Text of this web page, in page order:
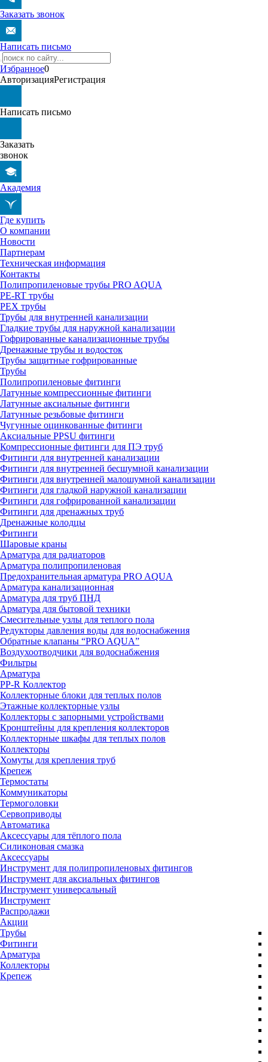
Заказать звонок
Написать письмо
Избранное0
АвторизацияРегистрация
Написать письмо
Заказать
звонок
Академия
Где купить
О компании
Новости
Партнерам
Техническая информация
Контакты
Полипропиленовые трубы PRO AQUA
PE-RT трубы
PEX трубы
Трубы для внутренней канализации
Гладкие трубы для наружной канализации
Гофрированные канализационные трубы
Дренажные трубы и водосток
Трубы защитные гофрированные
Трубы
Полипропиленовые фитинги
Латунные компрессионные фитинги
Латунные аксиальные фитинги
Латунные резьбовые фитинги
Чугунные оцинкованные фитинги
Аксиальные PPSU фитинги
Компрессионные фитинги для ПЭ труб
Фитинги для внутренней канализации
Фитинги для внутренней бесшумной канализации
Фитинги для внутренней малошумной канализации
Фитинги для гладкой наружной канализации
Фитинги для гофрированной канализации
Фитинги для дренажных труб
Дренажные колодцы
Фитинги
Шаровые краны
Арматура для радиаторов
Арматура полипропиленовая
Предохранительная арматура PRO AQUA
Арматура канализационная
Арматура для труб ПНД
Арматура для бытовой техники
Смесительные узлы для теплого пола
Редукторы давления воды для водоснабжения
Обратные клапаны “PRO AQUA”
Воздухоотводчики для водоснабжения
Фильтры
Арматура
PP-R Коллектор
Коллекторные блоки для теплых полов
Этажные коллекторные узлы
Коллекторы с запорными устройствами
Кронштейны для крепления коллекторов
Коллекторные шкафы для теплых полов
Коллекторы
Хомуты для крепления труб
Крепеж
Термостаты
Коммуникаторы
Термоголовки
Сервоприводы
Автоматика
Аксессуары для тёплого пола
Силиконовая смазка
Аксессуары
Инструмент для полипропиленовых фитингов
Инструмент для аксиальных фитингов
Инструмент универсальный
Инструмент
Распродажи
Акции
Трубы
Фитинги
Арматура
Коллекторы
Крепеж